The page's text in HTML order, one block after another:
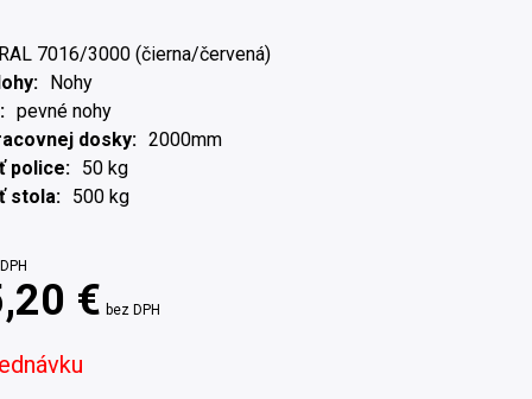
7016/3000 (čierna/červená)
Nohy
pevné nohy
dosky
2000mm
police
50 kg
stola
500 kg
€ bez DPH